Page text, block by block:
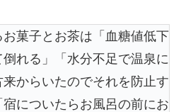
菓子とお茶は「血糖値低下
れる」「水分不足で温泉に
からいたのでそれを防止す
についたらお風呂の前にお